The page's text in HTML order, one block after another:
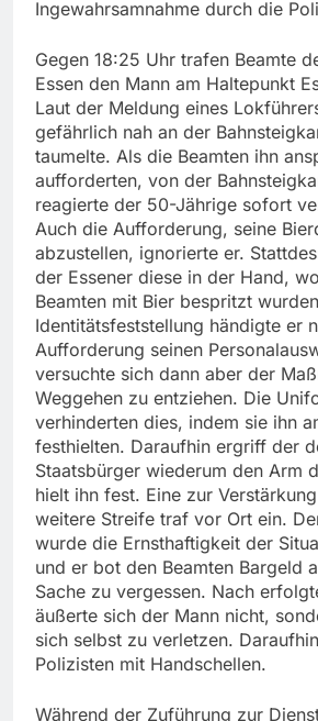
Ingewahrsamnahme durch die
Gegen 18:25 Uhr trafen Beamte
Essen den Mann am Haltepunkt
Laut der Meldung eines
gefährlich nah an der
taumelte. Als die Beamten ihn
aufforderten, von der
reagierte der 50-Jährige sofort
Auch die Aufforderung, seine
abzustellen, ignorierte er.
der Essener diese in der Hand,
Beamten mit Bier bespritzt
Identitätsfeststellung händigte er
Aufforderung seinen
versuchte sich dann aber der
Weggehen zu entziehen. Die
verhinderten dies, indem sie ihn
festhielten. Daraufhin ergriff der
Staatsbürger wiederum den Arm
hielt ihn fest. Eine zur
weitere Streife traf vor Ort ein.
wurde die Ernsthaftigkeit der
und er bot den Beamten Bargeld
Sache zu vergessen. Nach
äußerte sich der Mann nicht,
sich selbst zu verletzen.
Polizisten mit Handschellen.
Während der Zuführung zur